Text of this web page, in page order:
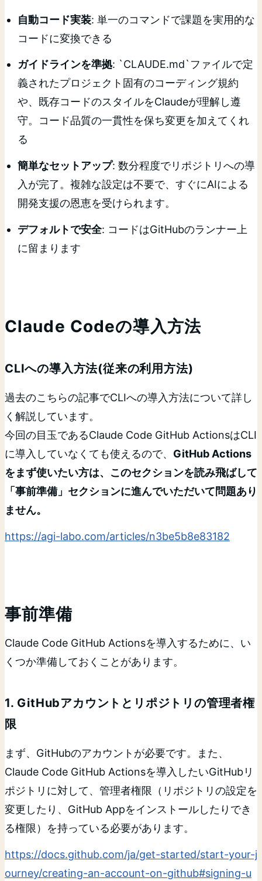
自動コード実装: 単一のコマンドで課題を実用的な
コードに変換できる
ガイドラインを準拠: `CLAUDE.md`ファイルで定
義されたプロジェクト固有のコーディング規約
や、既存コードのスタイルをClaudeが理解し遵
守。コード品質の一貫性を保ち変更を加えてくれ
る
簡単なセットアップ: 数分程度でリポジトリへの導
入が完了。複雑な設定は不要で、すぐにAIによる
開発支援の恩恵を受けられます。
デフォルトで安全: コードはGitHubのランナー上
に留まります
Claude Codeの導入方法
CLIへの導入方法(従来の利用方法)
過去のこちらの記事でCLIへの導入方法について詳し
く解説しています。
今回の目玉であるClaude Code GitHub ActionsはCLI
に導入していなくても使えるので、 GitHub Actions
をまず使いたい方は、このセクションを読み飛ばして
「事前準備」セクションに進んでいただいて問題あり
ません。
https://agi-labo.com/articles/n3be5b8e83182
事前準備
Claude Code GitHub Actionsを導入するために、い
くつか準備しておくことがあります。
1. GitHubアカウントとリポジトリの管理者権
限
まず、GitHubのアカウントが必要です。また、
Claude Code GitHub Actionsを導入したいGitHubリ
ポジトリに対して、管理者権限（リポジトリの設定を
変更したり、GitHub Appをインストールしたりでき
る権限）を持っている必要があります。
https://docs.github.com/ja/get-started/start-your-j
ourney/creating-an-account-on-github#signing-u